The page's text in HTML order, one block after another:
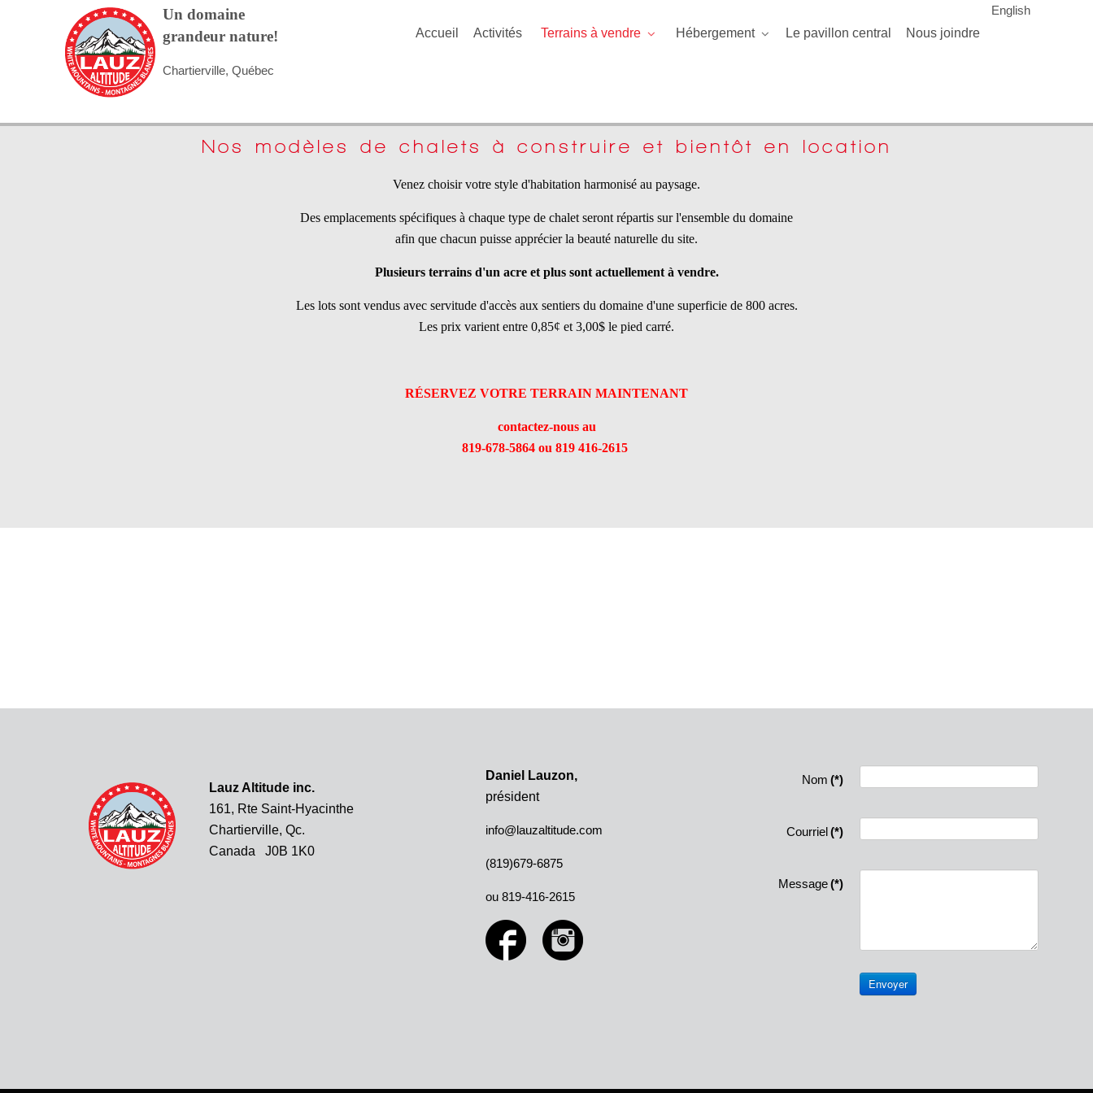
Un domaine
grandeur nature!
Chartierville, Québec
English
Accueil
Activités Terrains à vendre Hébergement Le pavillon central Nous joindre
Nos modèles de chalets à construire et bientôt en location
Venez choisir votre style d'habitation harmonisé au paysage.
Des emplacements spécifiques à chaque type de chalet seront répartis sur l'ensemble du domaine
afin que chacun puisse apprécier la beauté naturelle du site.
Plusieurs terrains d'un acre et plus sont actuellement à vendre.
Les lots sont vendus avec servitude d'accès aux sentiers du domaine d'une superficie de 800 acres.
Les prix varient entre 0,85¢ et 3,00$ le pied carré.
RÉSERVEZ VOTRE TERRAIN MAINTENANT
contactez-nous au
819-678-5864 ou 819 416-2615
Lauz Altitude inc.
161, Rte Saint-Hyacinthe
Chartierville, Qc.
Canada J0B 1K0
Daniel Lauzon,
président
info@lauzaltitude.com
(819)679-6875
ou 819-416-2615
Nom (*)
Courriel(*)
Message(*)
Envoyer